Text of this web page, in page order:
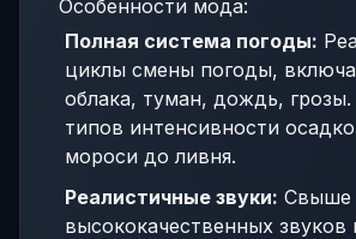
Особенности мода:
Полная система погоды:
циклы смены погоды,
облака, туман, дождь, грозы.
типов интенсивности
мороси до ливня.
Реалистичные звуки: Свыше
высококачественных звуков